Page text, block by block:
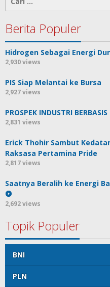
untuk:
Berita Populer
Hidrogen Sebagai Energi
2,930 views
PIS Siap Melantai ke Bursa
2,927 views
PROSPEK INDUSTRI BERBASIS
2,831 views
Erick Thohir Sambut
Raksasa Pertamina Pride
2,817 views
Saatnya Beralih ke Energi
2,692 views
Topik Populer
BNI
PLN